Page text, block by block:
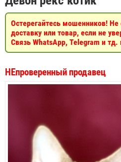
Остерегайтесь мошенников! Не
доставку или товар, если не
Связь WhatsApp, Telegram и тд.
НЕпроверенный продавец